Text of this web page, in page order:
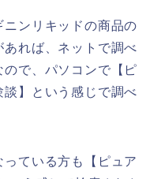
ニンリキッドの商品の
れば、ネットで調べ
で、パソコンで【ピ
】という感じで調べ
ている方も【ピュア